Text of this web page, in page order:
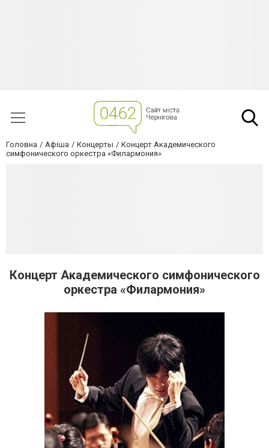
Головна Афіша Концерты
Концерт Академического
симфонического оркестра «Филармония»
Концерт Академического симфонического
оркестра «Филармония»